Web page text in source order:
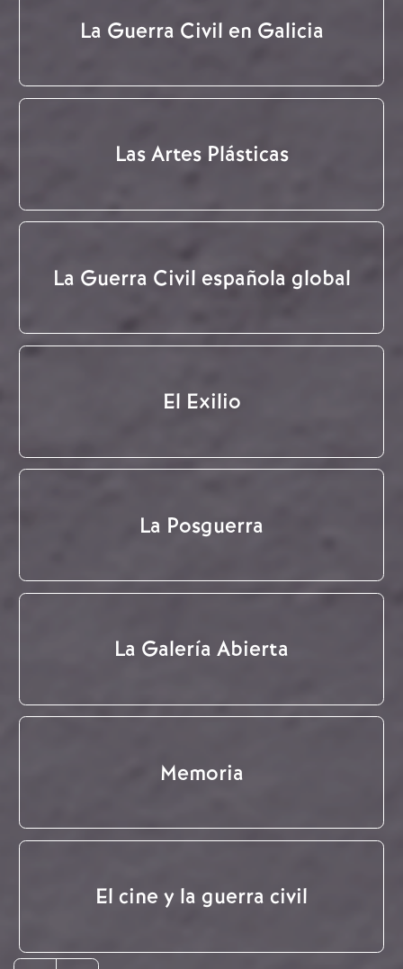
La Guerra Civil en Galicia
Las Artes Plásticas
La Guerra Civil española global
El Exilio
La Posguerra
La Galería Abierta
Memoria
El cine y la guerra civil